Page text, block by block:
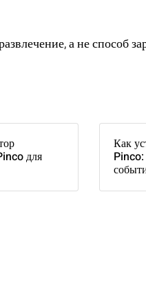
а не способ
для
Как